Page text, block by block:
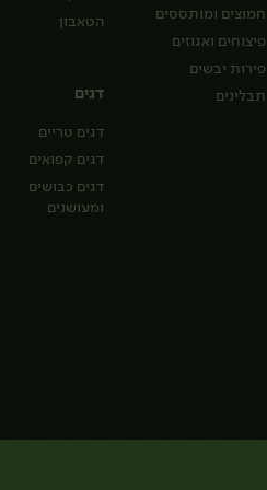
חמוצים ומותססים
פיצוחים ואגוזים
פירות יבשים
תבלינים
הטאבון
דגים
דגים טריים
דגים קפואים
דגים כבושים
ומעושנים